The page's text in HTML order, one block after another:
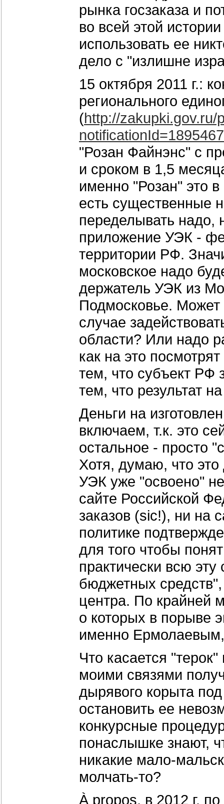
рынка госзаказа и
во всей этой
использовать ее
дело с "излишне
15 октября 2011 г.:
регионального
(http://zakupki.gov.ru/
notificationId=1895467
"Розан Файнэнс" с
и сроком в 1,5
именно "Розан" это
есть существенные
переделывать надо,
приложение УЭК -
территории РФ.
московское надо
держатель УЭК из
Подмосковье. Может
случае
области? Или надо
как на это
тем, что субъект РФ
тем, что результат
Деньги на
включаем, т.к. это
остальное - просто
Хотя, думаю, что
УЭК уже "освоено"
сайте Российской
заказов (sic!), ни на
политике
для того чтобы
практически всю
бюджетных
центра. По крайней
о которых в порыве
именно
Что касается
моими связями
дырявого корыта
остановить ее
конкурсные
понаслышке знают,
никакие мало-
молчать-то?
À propos, в 2012 г.